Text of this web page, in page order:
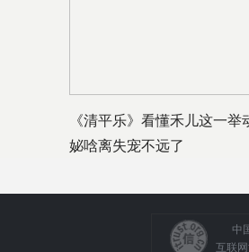
《清平乐》看懂禾儿这一举
妼唅离失宠不远了
中
互联